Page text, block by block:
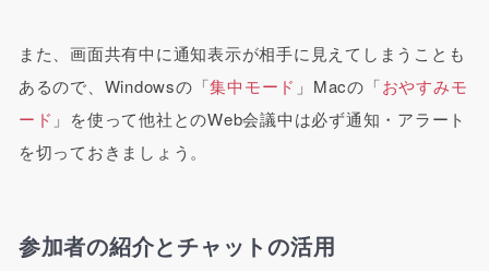
また、画面共有中に通知表示が相手に見えてしまうことも
あるので、Windowsの「集中モード 」Macの「おやすみモ
ード 」を使って他社とのWeb会議中は必ず通知・アラート
を切っておきましょう。
参加者の紹介とチャットの活用